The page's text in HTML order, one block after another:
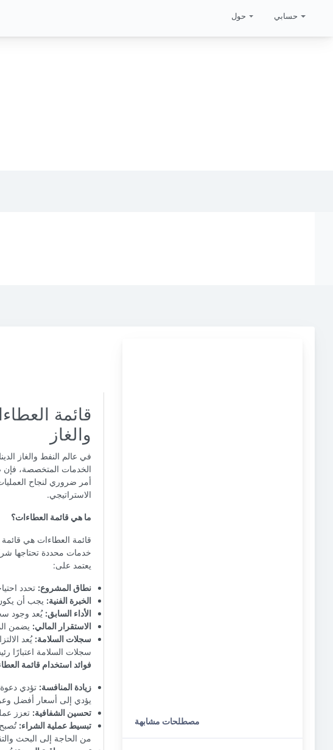
حول حسابي
قائمة
والغاز
في عالم النفط والغاز
الخدمات المتخصصة، فإن
أمر ضروري لنجاح
الاستراتيجي.
ما هي قائمة العطاءات؟
قائمة العطاءات هي
خدمات محددة تحتاجها
يعتمد على:
نطاق المشروع: تحدد
الخبرة الفنية: يجب أن يكون
الأداء السابق: يُعد وجود
الاستقرار المالي: يضمن
سجلات السلامة: يُعد
سجلات السلامة اعتبارًا
فوائد استخدام قائمة
زيادة المنافسة: تؤدي
يؤدي إلى أسعار أفضل
تحسين الشفافية: تعزز
تبسيط عملية الشراء:
من الحاجة إلى البحث
مصطلحات مشابهة